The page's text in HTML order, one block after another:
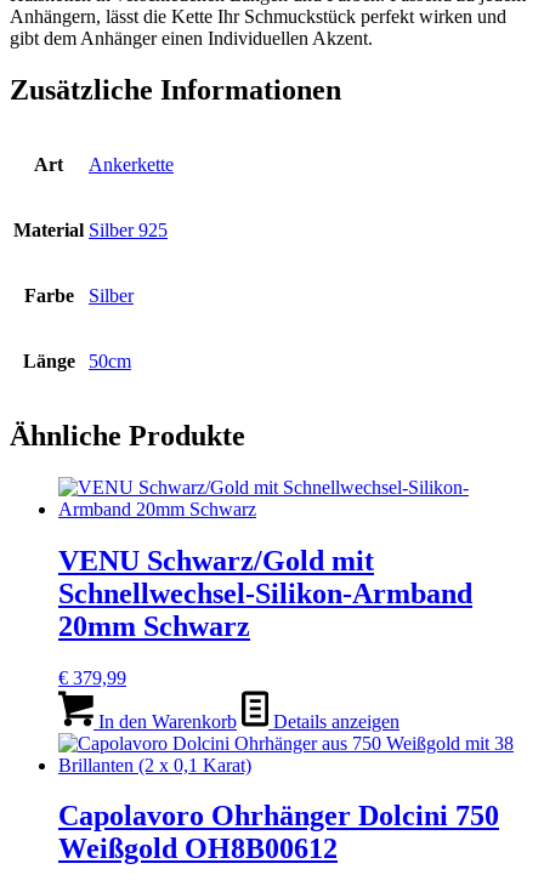
Anhängern, lässt die Kette Ihr Schmuckstück perfekt wirken und
gibt dem Anhänger einen Individuellen Akzent.
Zusätzliche Informationen
Art Ankerkette
Material Silber 925
Farbe Silber
Länge 50cm
Ähnliche Produkte
VENU Schwarz/Gold mit
Schnellwechsel-Silikon-Armband
20mm Schwarz
€ 379,99
In den Warenkorb Details anzeigen
Capolavoro Ohrhänger Dolcini 750
Weißgold OH8B00612